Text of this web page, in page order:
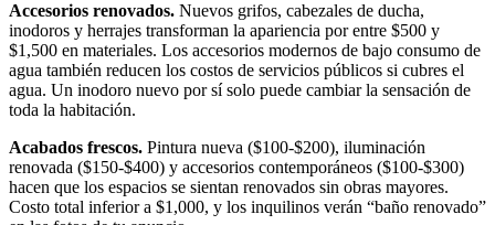
Accesorios renovados. Nuevos grifos, cabezales de ducha,
inodoros y herrajes transforman la apariencia por entre $500 y
$1,500 en materiales. Los accesorios modernos de bajo consumo de
agua también reducen los costos de servicios públicos si cubres el
agua. Un inodoro nuevo por sí solo puede cambiar la sensación de
toda la habitación.
Acabados frescos. Pintura nueva ($100-$200), iluminación
renovada ($150-$400) y accesorios contemporáneos ($100-$300)
hacen que los espacios se sientan renovados sin obras mayores.
Costo total inferior a $1,000, y los inquilinos verán “baño renovado”